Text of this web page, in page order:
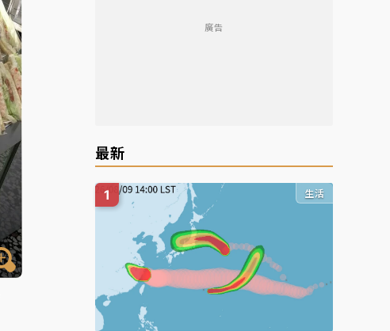
廣告
最新
生活